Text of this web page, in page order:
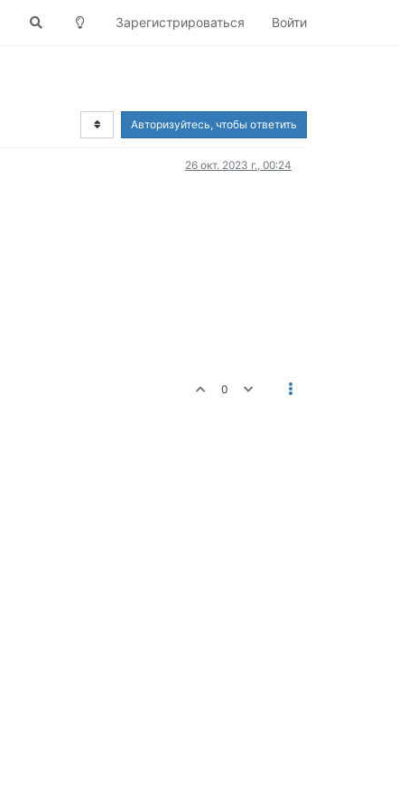
Зарегистрироваться Войти
Авторизуйтесь, чтобы ответить
26 окт. 2023 г., 00:24
0